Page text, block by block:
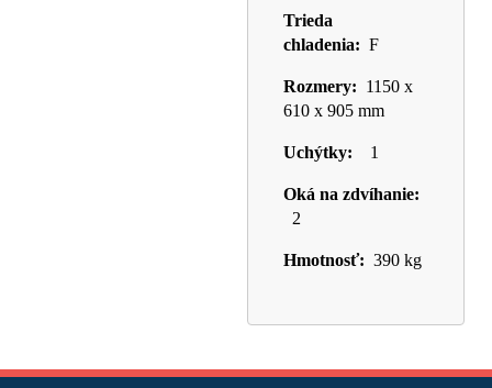
Trieda
chladenia: F
Rozmery: 1150 x
610 x 905 mm
Uchýtky: 1
Oká na zdvíhanie:
2
Hmotnosť: 390 kg